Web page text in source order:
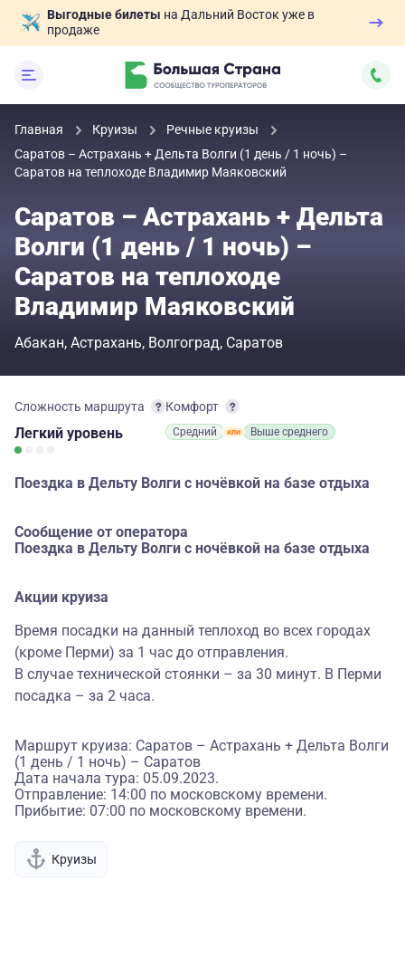
Выгодные билеты на Дальний Восток уже в
продаже
Главная Круизы
Речные круизы
Саратов – Астрахань + Дельта Волги (1 день / 1 ночь) –
Саратов на теплоходе Владимир Маяковский
Саратов – Астрахань + Дельта
Волги (1 день / 1 ночь) –
Саратов на теплоходе
Владимир Маяковский
Абакан Астрахань Волгоград Саратов
Сложность маршрута
Легкий уровень
Комфорт
Средний Выше среднего
Поездка в Дельту Волги с ночёвкой на базе отдыха
Сообщение от оператора
Поездка в Дельту Волги с ночёвкой на базе отдыха
Акции круиза
Время посадки на данный теплоход во всех городах
(кроме Перми) за 1 час до отправления.
В случае технической стоянки – за 30 минут. В Перми
посадка – за 2 часа.
Маршрут круиза: Саратов – Астрахань + Дельта Волги
(1 день / 1 ночь) – Саратов
Дата начала тура: 05.09.2023.
Отправление: 14:00 по московскому времени.
Прибытие: 07:00 по московскому времени.
Круизы